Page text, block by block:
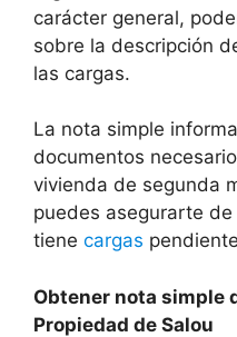
carácter general,
sobre la descripción
las cargas.
La nota simple
documentos
vivienda de segunda
puedes asegurarte
tiene cargas
Obtener nota simple
Propiedad de Salou